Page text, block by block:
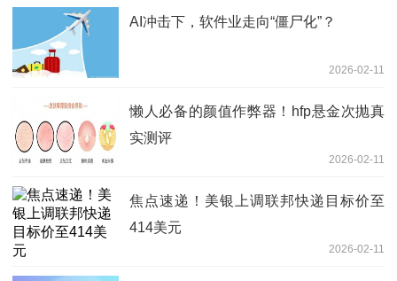
AI冲击下，软件业走向“僵尸化”？
2026-02-11
懒人必备的颜值作弊器！hfp悬金次抛真
实测评
2026-02-11
焦点速递！美银上调联邦快递目标价至
414美元
2026-02-11